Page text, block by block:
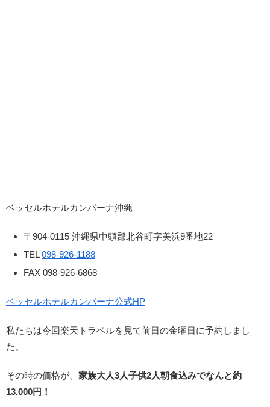
ベッセルホテルカンパーナ沖縄
〒904-0115 沖縄県中頭郡北谷町字美浜9番地22
TEL098-926-1188
FAX 098-926-6868
ベッセルホテルカンパーナ公式HP
私たちは今回楽天トラベルを見て前日の金曜日に予約しまし
た。
その時の価格が、 家族大人3人子供2人朝食込みでなんと約
13,000円！